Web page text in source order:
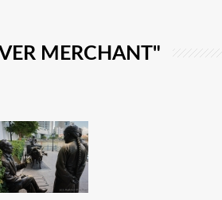
MERCHANT"